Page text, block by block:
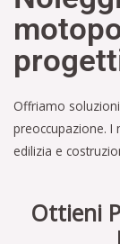
Offriamo
preoccupazione. I
edilizia e
Ottieni